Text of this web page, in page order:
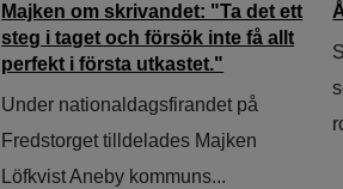
Majken om skrivandet: "Ta det ett
steg i taget och försök inte få allt
perfekt i första utkastet."
Under nationaldagsfirandet på
Fredstorget tilldelades Majken
Löfkvist Aneby kommuns...